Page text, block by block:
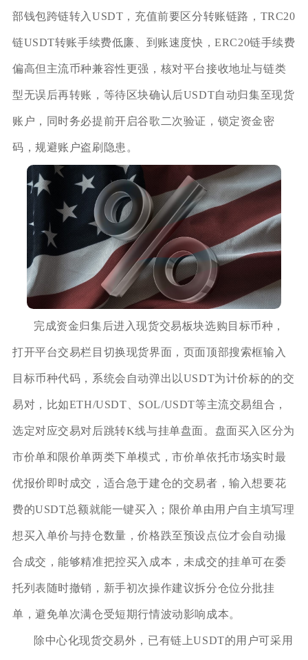
部钱包跨链转入USDT，充值前要区分转账链路，TRC20
链USDT转账手续费低廉、到账速度快，ERC20链手续费
偏高但主流币种兼容性更强，核对平台接收地址与链类
型无误后再转账，等待区块确认后USDT自动归集至现货
账户，同时务必提前开启谷歌二次验证，锁定资金密
码，规避账户盗刷隐患。
完成资金归集后进入现货交易板块选购目标币种，
打开平台交易栏目切换现货界面，页面顶部搜索框输入
目标币种代码，系统会自动弹出以USDT为计价标的的交
易对，比如ETH/USDT、SOL/USDT等主流交易组合，
选定对应交易对后跳转K线与挂单盘面。盘面买入区分为
市价单和限价单两类下单模式，市价单依托市场实时最
优报价即时成交，适合急于建仓的交易者，输入想要花
费的USDT总额就能一键买入；限价单由用户自主填写理
想买入单价与持仓数量，价格跌至预设点位才会自动撮
合成交，能够精准把控买入成本，未成交的挂单可在委
托列表随时撤销，新手初次操作建议拆分仓位分批挂
单，避免单次满仓受短期行情波动影响成本。
除中心化现货交易外，已有链上USDT的用户可采用